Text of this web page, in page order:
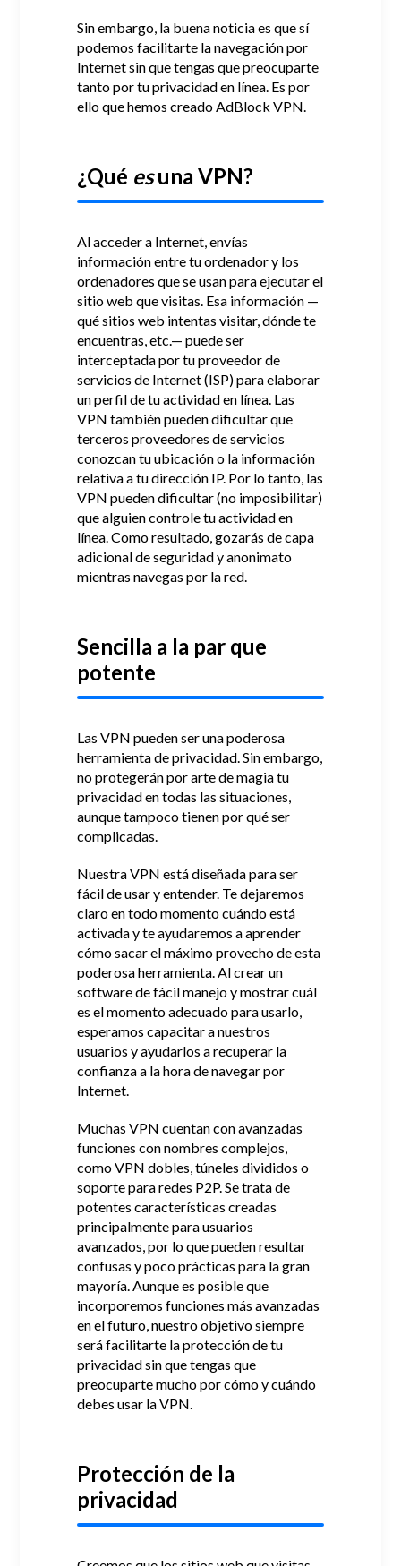
Sin embargo, la buena noticia es que sí
podemos facilitarte la navegación por
Internet sin que tengas que preocuparte
tanto por tu privacidad en línea. Es por
ello que hemos creado AdBlock VPN.
¿Qué esuna VPN?
Al acceder a Internet, envías
información entre tu ordenador y los
ordenadores que se usan para ejecutar el
sitio web que visitas. Esa información —
qué sitios web intentas visitar, dónde te
encuentras, etc.— puede ser
interceptada por tu proveedor de
servicios de Internet (ISP) para elaborar
un perfil de tu actividad en línea. Las
VPN también pueden dificultar que
terceros proveedores de servicios
conozcan tu ubicación o la información
relativa a tu dirección IP. Por lo tanto, las
VPN pueden dificultar (no imposibilitar)
que alguien controle tu actividad en
línea.Como resultado, gozarás de capa
adicional de seguridad y anonimato
mientras navegas por la red.
Sencilla a la par que
potente
Las VPN pueden ser una poderosa
herramienta de privacidad.Sin embargo,
no protegerán por arte de magia tu
privacidad en todas las situaciones,
aunque tampoco tienen por qué ser
complicadas.
Nuestra VPN está diseñada para ser
fácil de usar y entender. Te dejaremos
claro en todo momento cuándo está
activada y te ayudaremos a aprender
cómo sacar el máximo provecho de esta
poderosa herramienta.Al crear un
software de fácil manejo y mostrar cuál
es el momento adecuado para usarlo,
esperamos capacitar a nuestros
usuarios y ayudarlos a recuperar la
confianza a la hora de navegar por
Internet.
Muchas VPN cuentan con avanzadas
funciones con nombres complejos,
como VPN dobles, túneles divididos o
soporte para redes P2P.Se trata de
potentes características creadas
principalmente para usuarios
avanzados, por lo que pueden resultar
confusas y poco prácticas para la gran
mayoría.Aunque es posible que
incorporemos funciones más avanzadas
en el futuro, nuestro objetivo siempre
será facilitarte la protección de tu
privacidad sin que tengas que
preocuparte mucho por cómo y cuándo
debes usar la VPN.
Protección de la
privacidad